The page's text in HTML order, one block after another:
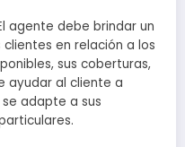
agente debe brindar un
en relación a los
sus coberturas,
ayudar al cliente a
adapte a sus